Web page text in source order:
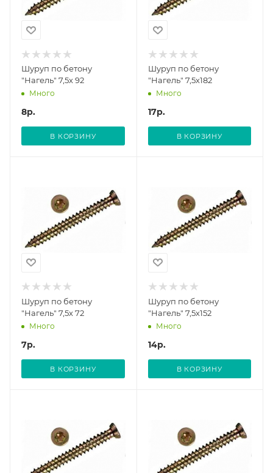
Шуруп по бетону
"Нагель" 7,5х 92
Много
8р.
В КОРЗИНУ
Шуруп по бетону
"Нагель" 7,5х182
Много
17р.
В КОРЗИНУ
Шуруп по бетону
"Нагель" 7,5х 72
Много
7р.
В КОРЗИНУ
Шуруп по бетону
"Нагель" 7,5х152
Много
14р.
В КОРЗИНУ